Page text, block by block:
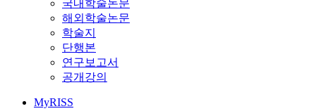
국내학술논문
해외학술논문
학술지
단행본
연구보고서
공개강의
MyRISS